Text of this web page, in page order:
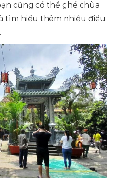
cũng có thể ghé chùa
tìm hiểu thêm nhiều điều